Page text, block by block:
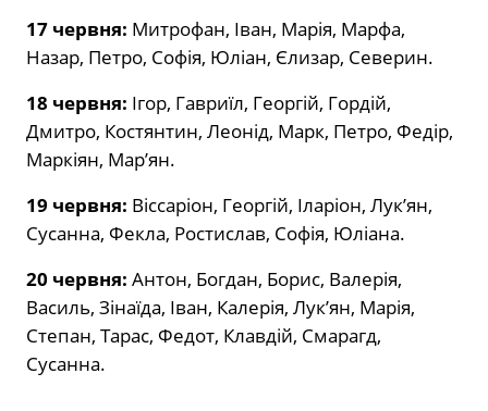
17 червня: Митрофан, Іван, Марія, Марфа,
Назар, Петро, Софія, Юліан, Єлизар, Северин.
18 червня: Ігор, Гавриїл, Георгій, Гордій,
Дмитро, Костянтин, Леонід, Марк, Петро, Федір,
Маркіян, Мар’ян.
19 червня: Віссаріон, Георгій, Іларіон, Лук’ян,
Сусанна, Фекла, Ростислав, Софія, Юліана.
20 червня: Антон, Богдан, Борис, Валерія,
Василь, Зінаїда, Іван, Калерія, Лук’ян, Марія,
Степан, Тарас, Федот, Клавдій, Смарагд,
Сусанна.